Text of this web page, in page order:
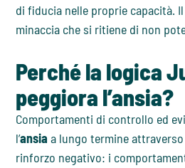
di fiducia nelle proprie capacità.
minaccia che si ritiene di non
Perché la logica
peggiora l’ansia?
Comportamenti di controllo ed
l’ansia a lungo termine
rinforzo negativo: i